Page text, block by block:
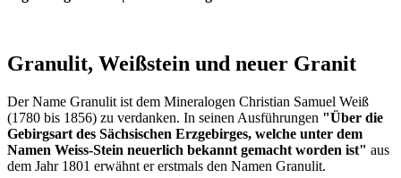
Granulit, Weißstein und neuer Granit
Der Name Granulit ist dem Mineralogen Christian Samuel Weiß
(1780 bis 1856) zu verdanken. In seinen Ausführungen "Über die
Gebirgsart des Sächsischen Erzgebirges, welche unter dem
Namen Weiss-Stein neuerlich bekannt gemacht worden ist" aus
dem Jahr 1801 erwähnt er erstmals den Namen Granulit.